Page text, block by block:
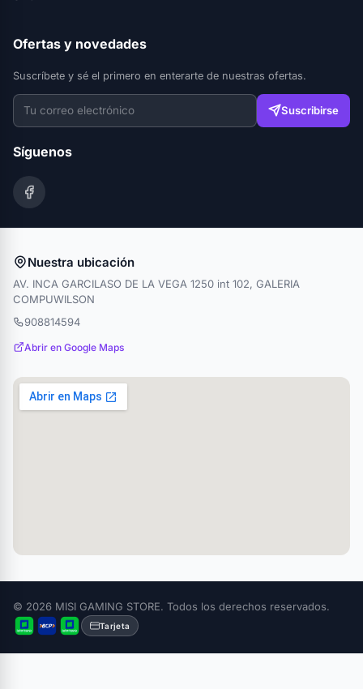
Ofertas y novedades
Suscríbete y sé el primero en enterarte de nuestras ofertas.
Suscribirse
Síguenos
Nuestra ubicación
AV. INCA GARCILASO DE LA VEGA 1250 int 102, GALERIA
COMPUWILSON
908814594
Abrir en Google Maps
© 2026 MISI GAMING STORE. Todos los derechos reservados.
Tarjeta